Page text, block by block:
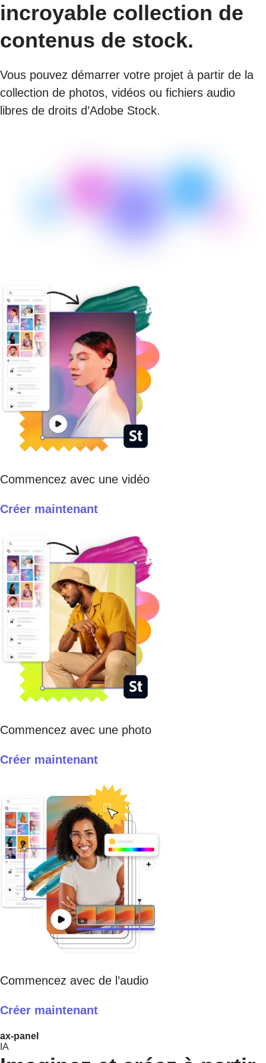
incroyable collection de
contenus de stock.
Vous pouvez démarrer votre projet à partir de la
collection de photos, vidéos ou fichiers audio
libres de droits d’Adobe Stock.
Commencez avec une vidéo
Créer maintenant
Commencez avec une photo
Créer maintenant
Commencez avec de l’audio
Créer maintenant
ax-panel
IA